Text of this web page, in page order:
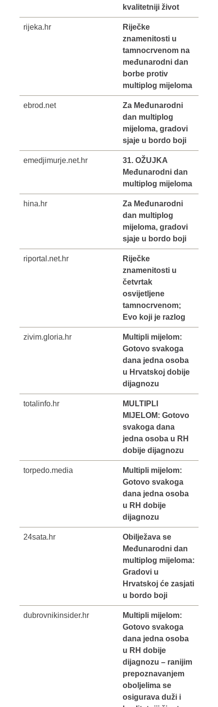
kvalitetniji život
rijeka.hr
Riječke
znamenitosti u
tamnocrvenom na
međunarodni dan
borbe protiv
multiplog mijeloma
ebrod.net
Za Međunarodni
dan multiplog
mijeloma, gradovi
sjaje u bordo boji
emedjimurje.net.hr
31. OŽUJKA
Međunarodni dan
multiplog mijeloma
hina.hr
Za Međunarodni
dan multiplog
mijeloma, gradovi
sjaje u bordo boji
riportal.net.hr
Riječke
znamenitosti u
četvrtak
osvijetljene
tamnocrvenom;
Evo koji je razlog
zivim.gloria.hr
Multipli mijelom:
Gotovo svakoga
dana jedna osoba
u Hrvatskoj dobije
dijagnozu
totalinfo.hr
MULTIPLI
MIJELOM: Gotovo
svakoga dana
jedna osoba u RH
dobije dijagnozu
torpedo.media
Multipli mijelom:
Gotovo svakoga
dana jedna osoba
u RH dobije
dijagnozu
24sata.hr
Obilježava se
Međunarodni dan
multiplog mijeloma:
Gradovi u
Hrvatskoj će zasjati
u bordo boji
dubrovnikinsider.hr
Multipli mijelom:
Gotovo svakoga
dana jedna osoba
u RH dobije
dijagnozu – ranijim
prepoznavanjem
oboljelima se
osigurava duži i